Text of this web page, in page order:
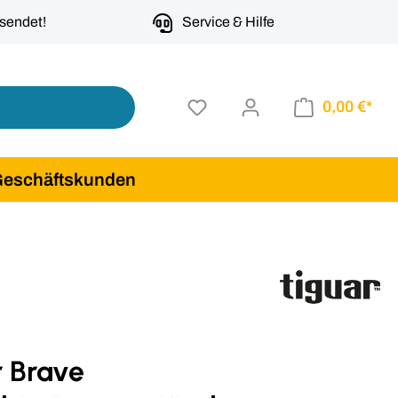
Service & Hilfe
0,00 €*
Brave